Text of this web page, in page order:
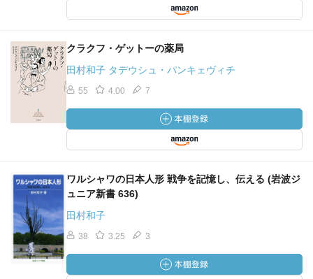
クラクフ・ゲットーの薬局
田村和子 タデウシュ・パンキェヴィチ
55 4.00 7
ワルシャワの日本人形 戦争を記憶し、伝える (岩波ジ
ュニア新書 636)
田村和子
38 3.25 3